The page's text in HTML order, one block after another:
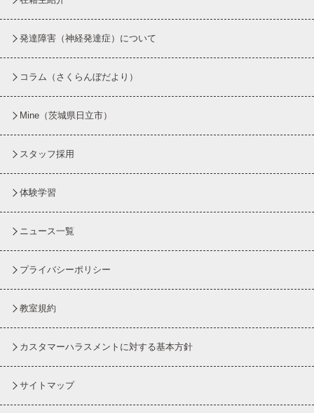
発達障害（神経発達症）について
コラム （さくらんぼだより）
Mine（茨城県日立市）
スタッフ採用
体験学習
ニュース一覧
プライバシーポリシー
教室規約
カスタマーハラスメントに対する基本方針
サイトマップ